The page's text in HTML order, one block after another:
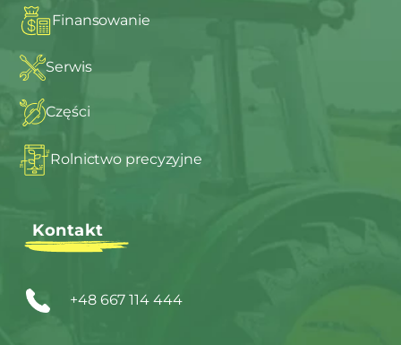
Finansowanie
Serwis
Części
Rolnictwo precyzyjne
Kontakt
+48 667 114 444